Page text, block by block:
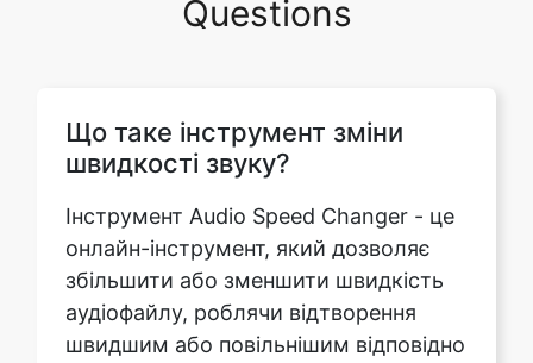
Що таке інструмент зміни
онлайн-інструмент, який дозволяє
збільшити або зменшити швидкість
аудіофайлу, роблячи відтворення
швидшим або повільнішим відповідно
до діапазону швидкостей, який ви
вибрали на повзунку.